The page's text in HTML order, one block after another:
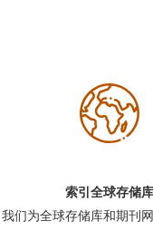
索引全球存储库
我们为全球存储库和期刊